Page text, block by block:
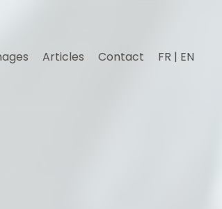
Articles Contact FR | EN